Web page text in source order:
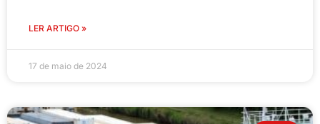
LER ARTIGO »
17 de maio de 2024